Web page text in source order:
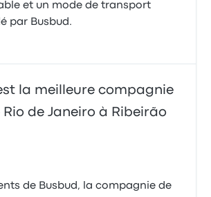
et un mode de transport
par Busbud.
la meilleure compagnie
de Janeiro à Ribeirão
de Busbud, la compagnie de